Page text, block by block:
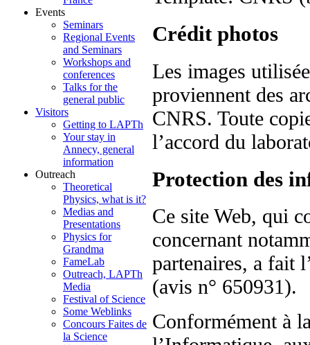
Events
Seminars
Regional Events
and Seminars
Workshops and
conferences
Talks for the
general public
Visitors
Getting to LAPTh
Your stay in
Annecy, general
information
Outreach
Theoretical
Physics, what is it?
Medias and
Presentations
Physics for
Grandma
FameLab
Outreach, LAPTh
Media
Festival of Science
Some Weblinks
Concours Faites de
la Science
Crédit photos
Les images
proviennent des
CNRS. Toute
l’accord du
Protection des
Ce site Web, qui
concernant
partenaires, a fait
(avis n° 650931).
Conformément à